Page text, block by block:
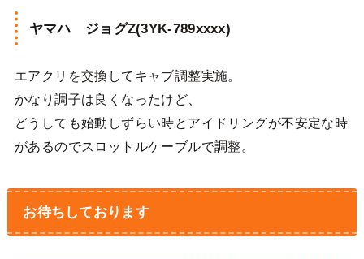
ヤマハ ジョグZ(3YK-789xxxx)
エアクリを交換してキャブ調整実施。
かなり調子は良くなったけど、
どうしても始動しずらい時とアイドリングが不安定な時
があるのでスロットルケーブルで調整。
お待ちしております